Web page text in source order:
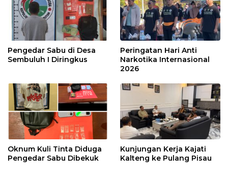
Pengedar Sabu di Desa
Sembuluh I Diringkus
Peringatan Hari Anti
Narkotika Internasional
2026
Oknum Kuli Tinta Diduga
Pengedar Sabu Dibekuk
Kunjungan Kerja Kajati
Kalteng ke Pulang Pisau